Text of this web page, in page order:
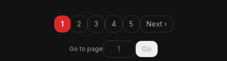
1 2 3 4 5 Next ›
Go to page Go